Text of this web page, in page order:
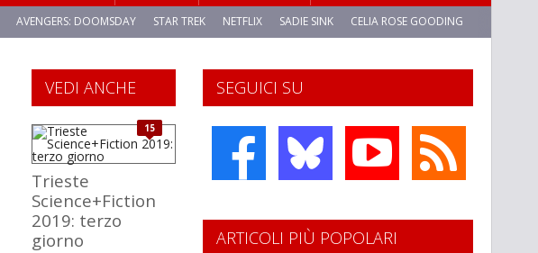
AVENGERS: DOOMSDAY STAR TREK NETFLIX SADIE SINK CELIA ROSE GOODING
SEGUICI SU
VEDI ANCHE
15
Trieste
Science+Fiction
2019: terzo
giorno
ARTICOLI PIÙ POPOLARI